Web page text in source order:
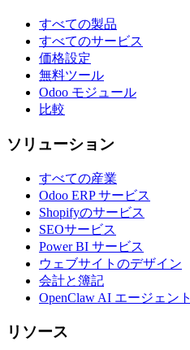
すべての製品
すべてのサービス
価格設定
無料ツール
Odoo モジュール
比較
ソリューション
すべての産業
Odoo ERP サービス
Shopifyのサービス
SEOサービス
Power BI サービス
ウェブサイトのデザイン
会計と簿記
OpenClaw AI エージェント
リソース